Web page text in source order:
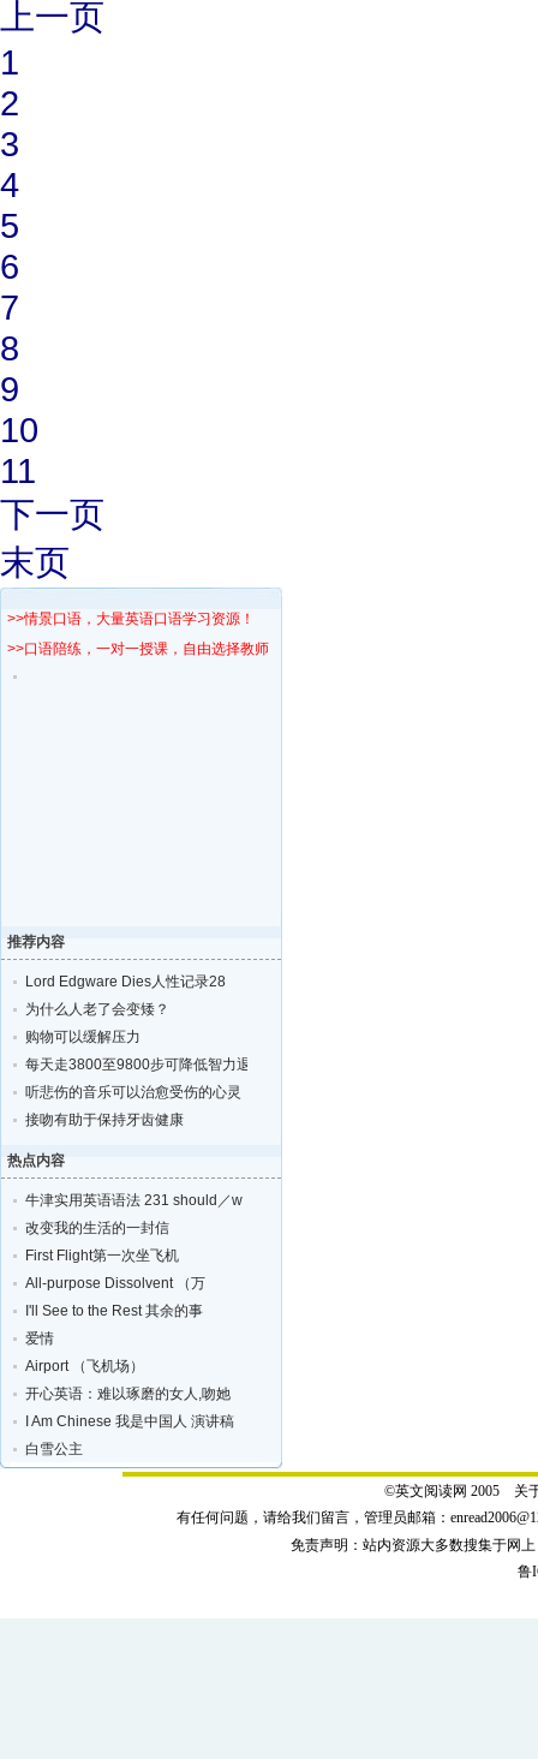
上一页
1
2
3
4
5
6
7
8
9
10
11
下一页
末页
>>情景口语，大量英语口语学习资源！
>>口语陪练，一对一授课，自由选择教师！
推荐内容
Lord Edgware Dies人性记录28
为什么人老了会变矮？
购物可以缓解压力
每天走3800至9800步可降低智力退化的风险
听悲伤的音乐可以治愈受伤的心灵
接吻有助于保持牙齿健康
热点内容
牛津实用英语语法 231 should／w
改变我的生活的一封信
First Flight第一次坐飞机
All-purpose Dissolvent （万
I'll See to the Rest 其余的事
爱情
Airport （飞机场）
开心英语：难以琢磨的女人,吻她
I Am Chinese 我是中国人 演讲稿
白雪公主